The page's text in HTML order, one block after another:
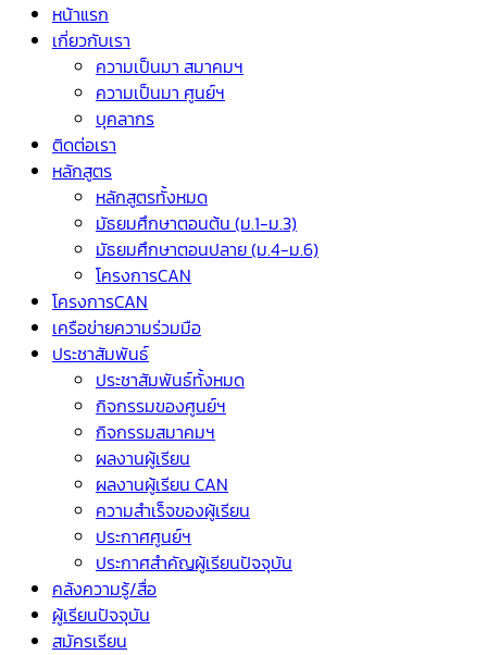
หน้าแรก
เกี่ยวกับเรา
ความเป็นมา สมาคมฯ
ความเป็นมา ศูนย์ฯ
บุคลากร
ติดต่อเรา
หลักสูตร
หลักสูตรทั้งหมด
มัธยมศึกษาตอนต้น (ม.1-ม.3)
มัธยมศึกษาตอนปลาย (ม.4-ม.6)
โครงการCAN
โครงการCAN
เครือข่ายความร่วมมือ
ประชาสัมพันธ์
ประชาสัมพันธ์ทั้งหมด
กิจกรรมของศูนย์ฯ
กิจกรรมสมาคมฯ
ผลงานผู้เรียน
ผลงานผู้เรียน CAN
ความสำเร็จของผู้เรียน
ประกาศศูนย์ฯ
ประกาศสำคัญผู้เรียนปัจจุบัน
คลังความรู้/สื่อ
ผู้เรียนปัจจุบัน
สมัครเรียน